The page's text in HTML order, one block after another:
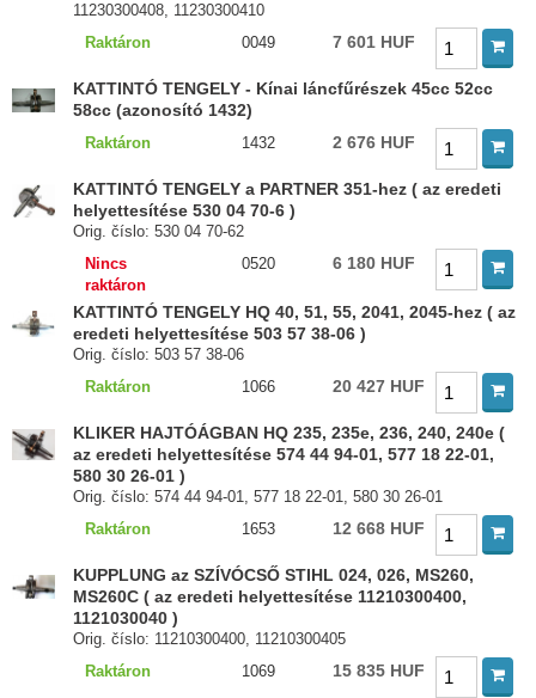
11230300408, 11230300410
Raktáron
0049 7 601 HUF
KATTINTÓ TENGELY - Kínai láncfűrészek 45cc 52cc
58cc (azonosító 1432)
Raktáron 1432 2 676 HUF
KATTINTÓ TENGELY a PARTNER 351-hez ( az eredeti
helyettesítése 530 04 70-6 )
Orig. číslo: 530 04 70-62
Nincs
raktáron
0520 6 180 HUF
KATTINTÓ TENGELY HQ 40, 51, 55, 2041, 2045-hez ( az
eredeti helyettesítése 503 57 38-06 )
Orig. číslo: 503 57 38-06
Raktáron
1066 20 427 HUF
KLIKER HAJTÓÁGBAN HQ 235, 235e, 236, 240, 240e (
az eredeti helyettesítése 574 44 94-01, 577 18 22-01,
580 30 26-01 )
Orig. číslo: 574 44 94-01, 577 18 22-01, 580 30 26-01
Raktáron
1653 12 668 HUF
KUPPLUNG az SZÍVÓCSŐ STIHL 024, 026, MS260,
MS260C ( az eredeti helyettesítése 11210300400,
1121030040 )
Orig. číslo: 11210300400, 11210300405
Raktáron
1069 15 835 HUF